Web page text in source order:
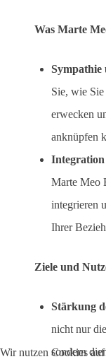
Was Marte
Sie, wie
erwecken
anknüpfen
Marte Meo
integrieren
Ihrer
Ziele und
Stärkung
nicht nur
sondern
Wir nutzen Cookies